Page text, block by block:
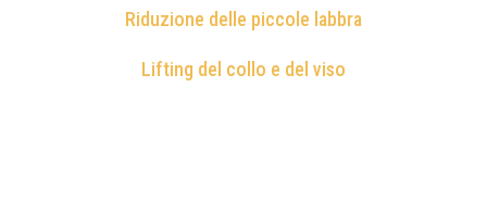
Riduzione delle piccole labbra
Lifting del collo e del viso